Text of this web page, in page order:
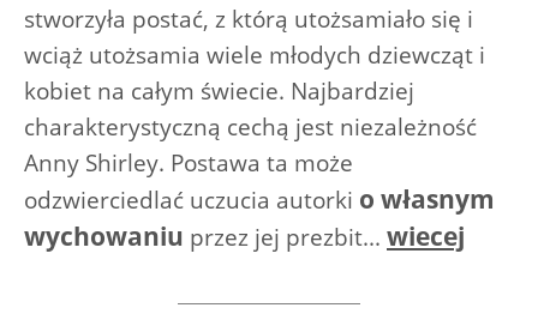
stworzyła postać, z którą utożsamiało się i
wciąż utożsamia wiele młodych dziewcząt i
kobiet na całym świecie. Najbardziej
charakterystyczną cechą jest niezależność
Anny Shirley. Postawa ta może
odzwierciedlać uczucia autorki o własnym
wychowaniu przez jej prezbit... wiecej